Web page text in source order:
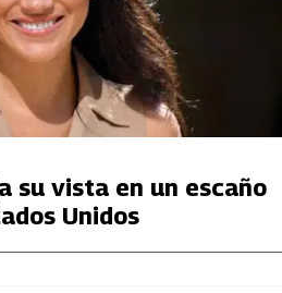
su vista en un escaño
Unidos